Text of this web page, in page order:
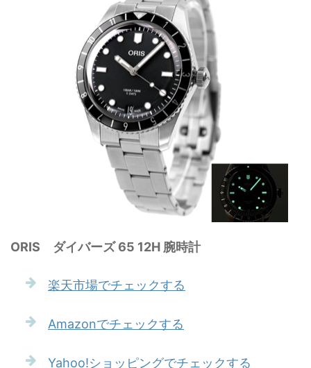
ORIS ダイバーズ 65 12H 腕時計
楽天市場でチェックする
Amazonでチェックする
Yahoo!ショッピングでチェックする